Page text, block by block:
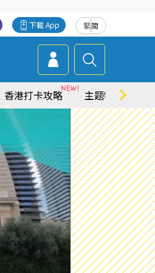
繁简
下載 App
香港打卡攻略 主题特集